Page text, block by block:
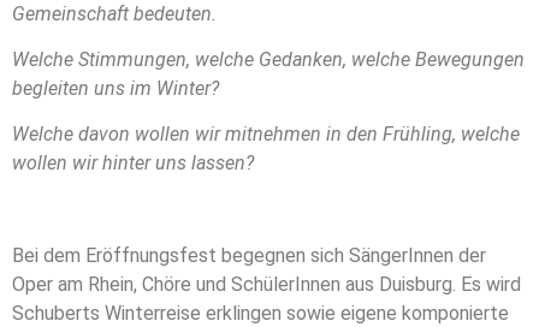
Gemeinschaft bedeuten.
Welche Stimmungen, welche Gedanken, welche Bewegungen
begleiten uns im Winter?
Welche davon wollen wir mitnehmen in den Frühling, welche
wollen wir hinter uns lassen?
Bei dem Eröffnungsfest begegnen sich SängerInnen der
Oper am Rhein, Chöre und SchülerInnen aus Duisburg. Es wird
Schuberts Winterreise erklingen sowie eigene komponierte